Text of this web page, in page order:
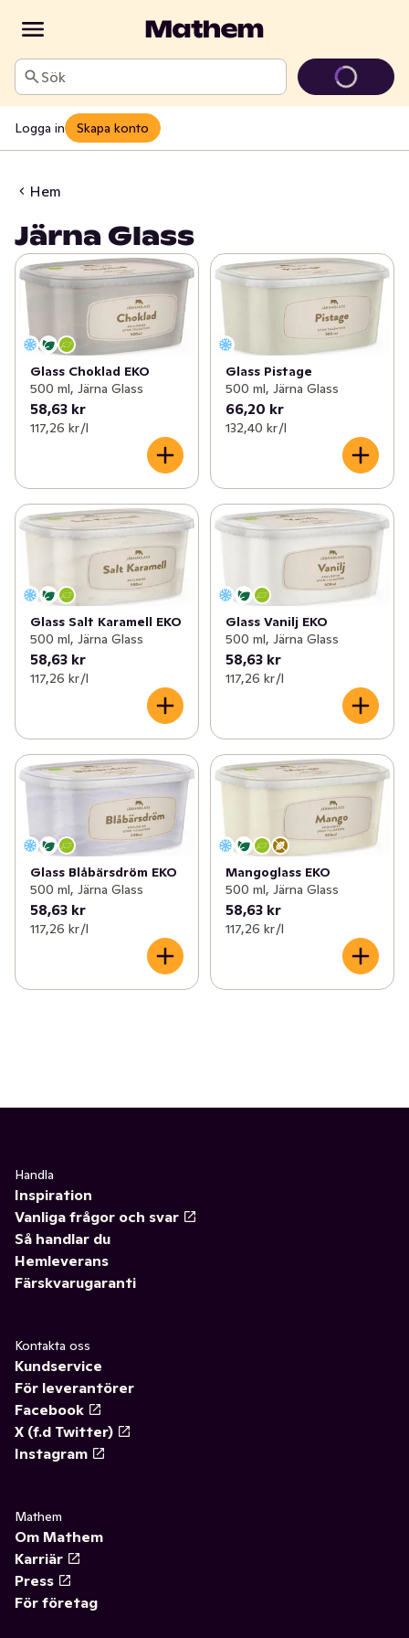
Sök
Logga in Skapa konto
Hem
Järna Glass
Glass Choklad EKO
500 ml, Järna Glass
58,63 kr
117,26 kr /l
Glass Pistage
500 ml, Järna Glass
66,20 kr
132,40 kr /l
Glass Salt Karamell EKO
500 ml, Järna Glass
58,63 kr
117,26 kr /l
Glass Vanilj EKO
500 ml, Järna Glass
58,63 kr
117,26 kr /l
Glass Blåbärsdröm EKO
500 ml, Järna Glass
58,63 kr
117,26 kr /l
Mangoglass EKO
500 ml, Järna Glass
58,63 kr
117,26 kr /l
Handla
Inspiration
Vanliga frågor och svar
Så handlar du
Hemleverans
Färskvarugaranti
Kontakta oss
Kundservice
För leverantörer
Facebook
X (f.d Twitter)
Instagram
Mathem
Om Mathem
Karriär
Press
För företag